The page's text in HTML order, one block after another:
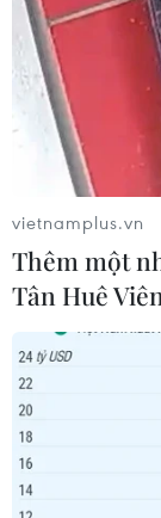
Hà Nội tăng
Hoàng Cầu-
06/08/2026 09:07
Khởi tố Chủ
vietnamplus.vn
Thêm một
Tân Huê